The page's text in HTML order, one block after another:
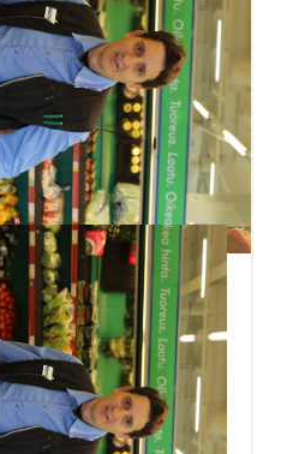
myymälä, ja se
Taipalsaareen
rantojen
on hyvä paikka